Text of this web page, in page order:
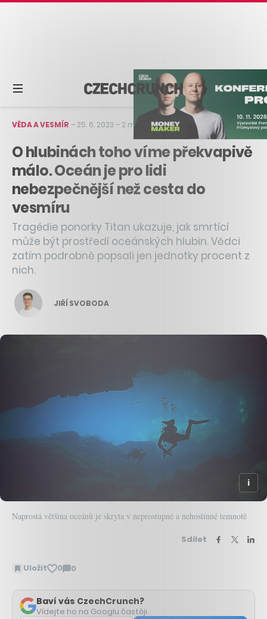
VĚDA A VESMÍR – 25. 6. 2023 – 2 min čtení
O hlubinách toho víme překvapivě
málo. Oceán je pro lidi
nebezpečnější než cesta do
vesmíru
Tragédie ponorky Titan ukazuje, jak smrtící
může být prostředí oceánských hlubin. Vědci
zatím podrobně popsali jen jednotky procent z
nich.
JIŘÍ SVOBODA
Naprostá většina oceánů je skryta v neprostupné a nehostinné temnotě
Sdílet
Uložit 0 0
Zobrazit
Baví vás CzechCrunch?
Vídejte ho na Googlu častěji.